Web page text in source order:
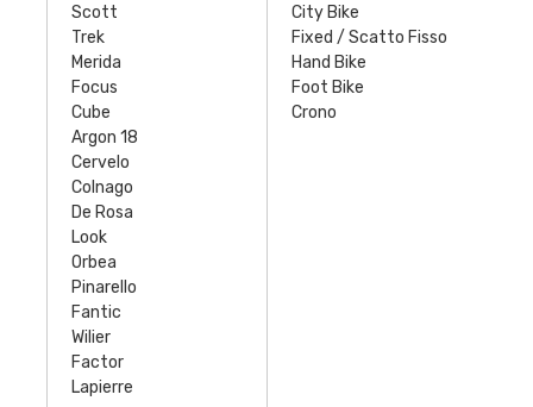
Scott
Trek
Merida
Focus
Cube
Argon 18
Cervelo
Colnago
De Rosa
Look
Orbea
Pinarello
Fantic
Wilier
Factor
Lapierre
City Bike
Fixed / Scatto Fisso
Hand Bike
Foot Bike
Crono